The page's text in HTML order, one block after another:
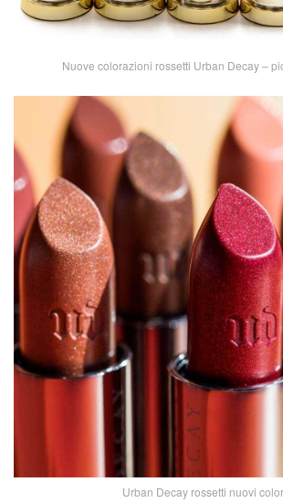
Nuove colorazioni rossetti Urban Decay –
Urban Decay rossetti nuovi